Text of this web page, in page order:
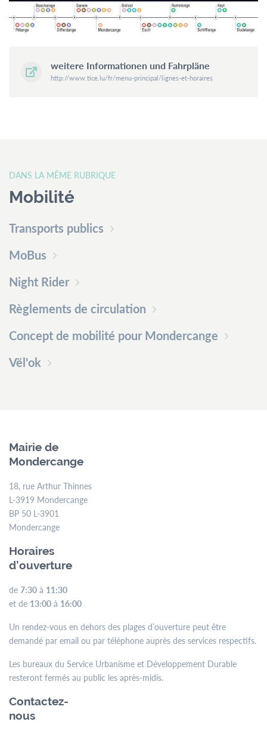
weitere Informationen und Fahrpläne
http://www.tice.lu/fr/menu-principal/lignes-et-horaires
DANS LA MÊME RUBRIQUE
Mobilité
Transports publics
MoBus
Night Rider
Règlements de circulation
Concept de mobilité pour Mondercange
Vël'ok
Mairie de
Mondercange
18, rue Arthur Thinnes
L-3919 Mondercange
BP 50 L-3901
Mondercange
Horaires
d’ouverture
de 7:30 à 11:30
et de 13:00 à 16:00
Un rendez-vous en dehors des plages d’ouverture peut être
demandé par email ou par téléphone auprès des services respectifs.
Les bureaux du Service Urbanisme et Développement Durable
resteront fermés au public les après-midis.
Contactez-
nous